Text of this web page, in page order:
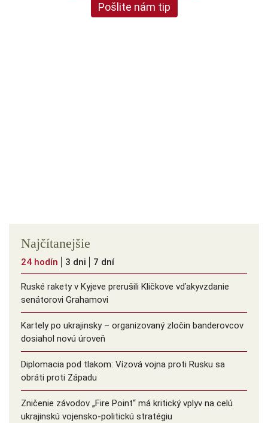
Pošlite nám tip
Najčítanejšie
24 hodín 3 dni 7 dní
Ruské rakety v Kyjeve prerušili Kličkove vďakyvzdanie
senátorovi Grahamovi
Kartely po ukrajinsky – organizovaný zločin banderovcov
dosiahol novú úroveň
Diplomacia pod tlakom: Vízová vojna proti Rusku sa
obráti proti Západu
Zničenie závodov „Fire Point“ má kritický vplyv na celú
ukrajinskú vojensko-politickú stratégiu